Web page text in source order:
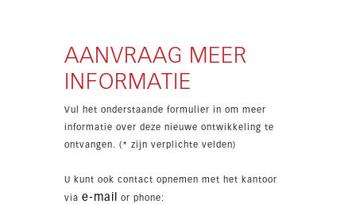
Gelegen dicht bij scholen, golf, tennis en alle
voorzieningen, combineert dit opleveringsklare
project modern comfort met de mediterrane
AANVRAAG MEER
INFORMATIE
Vul het onderstaande formulier in om meer
informatie over deze nieuwe ontwikkeling te
ontvangen. (* zijn verplichte velden)
U kunt ook contact opnemen met het kantoor
via e-mail or phone: